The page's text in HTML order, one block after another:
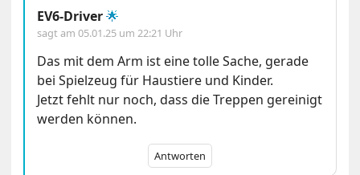
EV6-Driver🌟
sagt am05.01.25 um 22:21 Uhr
Das mit dem Arm ist eine tolle Sache, gerade
bei Spielzeug für Haustiere und Kinder.
Jetzt fehlt nur noch, dass die Treppen gereinigt
werden können.
Antworten